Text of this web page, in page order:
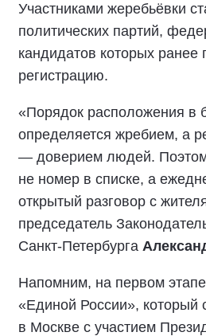
Участниками жеребьёвки
политических партий,
кандидатов которых ранее
регистрацию.
«Порядок расположения в
определяется жребием, а
— доверием людей.
не номер в списке, а
открытый разговор с
председатель
Санкт-Петербурга
Напомним, на первом
«Единой России», который
в Москве с участием